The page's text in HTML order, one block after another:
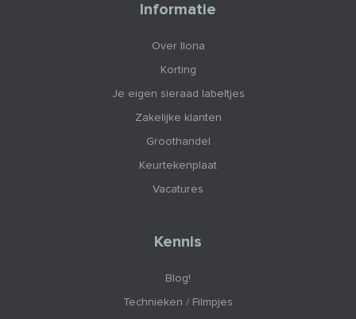
Informatie
Over Ilona
Korting
Je eigen sieraad labeltjes
Zakelijke klanten
Groothandel
Keurtekenplaat
Vacatures
Kennis
Blog!
Technieken / Filmpjes